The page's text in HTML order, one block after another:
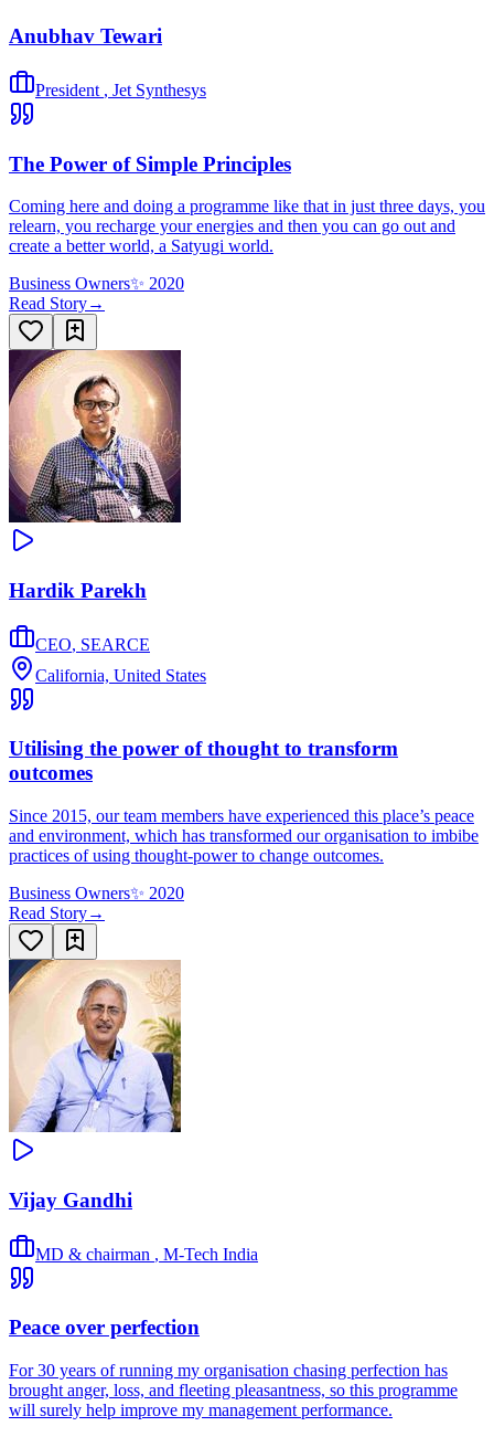
Anubhav Tewari
President , Jet Synthesys
The Power of Simple Principles
Coming here and doing a programme like that in just three days, you
relearn, you recharge your energies and then you can go out and
create a better world, a Satyugi world.
Business Owners✨ 2020
Read Story→
Hardik Parekh
CEO, SEARCE
California, United States
Utilising the power of thought to transform
outcomes
Since 2015, our team members have experienced this place’s peace
and environment, which has transformed our organisation to imbibe
practices of using thought-power to change outcomes.
Business Owners✨ 2020
Read Story→
Vijay Gandhi
MD & chairman , M-Tech India
Peace over perfection
For 30 years of running my organisation chasing perfection has
brought anger, loss, and fleeting pleasantness, so this programme
will surely help improve my management performance.